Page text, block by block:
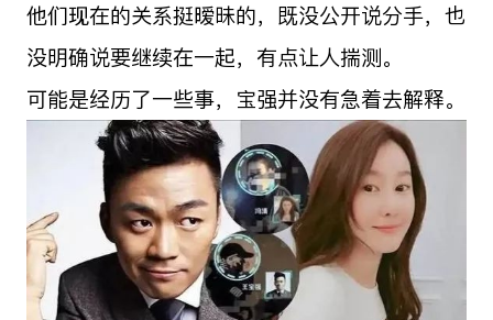
他们现在的关系挺暧昧的，既没公开说分手，也
没明确说要继续在一起，有点让人揣测。
可能是经历了一些事，宝强并没有急着去解释。